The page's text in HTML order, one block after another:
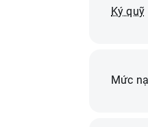
Ký quỹ
Mức